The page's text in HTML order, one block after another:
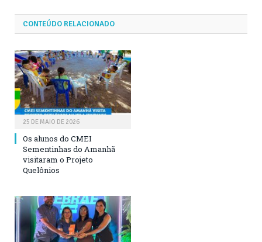
CONTEÚDO RELACIONADO
25 DE MAIO DE 2026
Os alunos do CMEI
Sementinhas do Amanhã
visitaram o Projeto
Quelônios